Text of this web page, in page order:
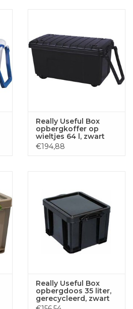
Really Useful Box
opbergkoffer op
wieltjes 64 l, zwart
€194,88
Really Useful Box
opbergdoos 35 liter,
gerecycleerd, zwart